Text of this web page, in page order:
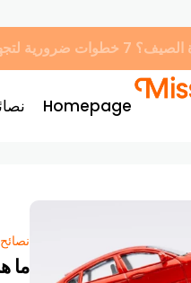
لتقليل استهلاك الوقود في سيارتك فوراً
Homepage
ما